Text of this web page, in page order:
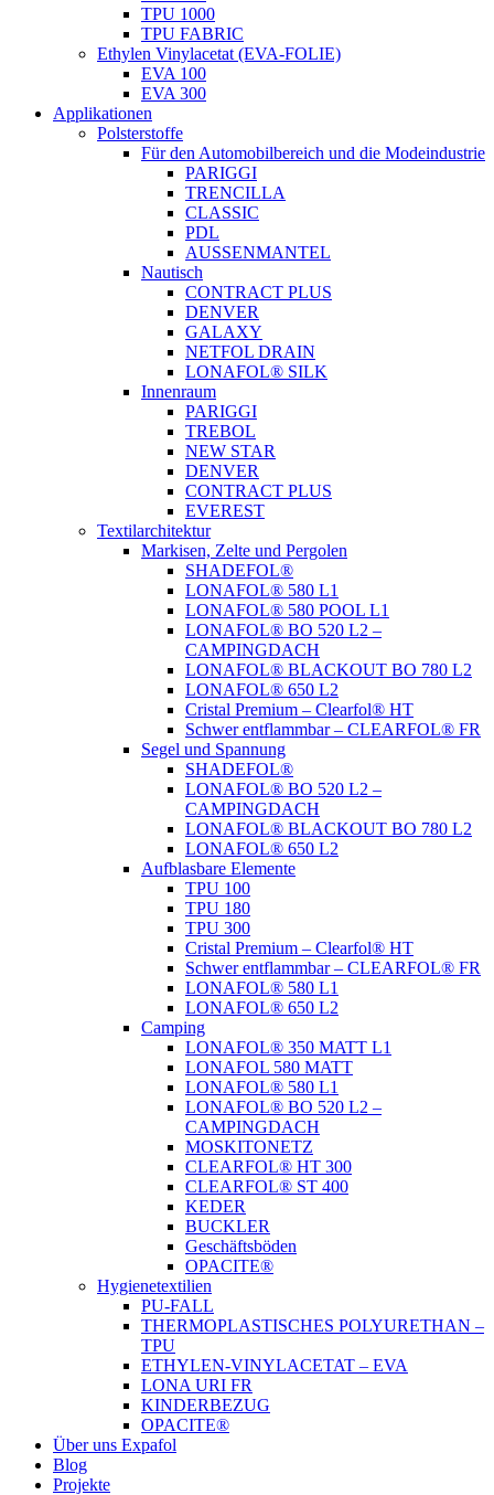
TPU 1000
TPU FABRIC
Ethylen Vinylacetat (EVA-FOLIE)
EVA 100
EVA 300
Applikationen
Polsterstoffe
Für den Automobilbereich und die Modeindustrie
PARIGGI
TRENCILLA
CLASSIC
PDL
AUSSENMANTEL
Nautisch
CONTRACT PLUS
DENVER
GALAXY
NETFOL DRAIN
LONAFOL® SILK
Innenraum
PARIGGI
TREBOL
NEW STAR
DENVER
CONTRACT PLUS
EVEREST
Textilarchitektur
Markisen, Zelte und Pergolen
SHADEFOL®
LONAFOL® 580 L1
LONAFOL® 580 POOL L1
LONAFOL® BO 520 L2 –
CAMPINGDACH
LONAFOL® BLACKOUT BO 780 L2
LONAFOL® 650 L2
Cristal Premium – Clearfol® HT
Schwer entflammbar – CLEARFOL® FR
Segel und Spannung
SHADEFOL®
LONAFOL® BO 520 L2 –
CAMPINGDACH
LONAFOL® BLACKOUT BO 780 L2
LONAFOL® 650 L2
Aufblasbare Elemente
TPU 100
TPU 180
TPU 300
Cristal Premium – Clearfol® HT
Schwer entflammbar – CLEARFOL® FR
LONAFOL® 580 L1
LONAFOL® 650 L2
Camping
LONAFOL® 350 MATT L1
LONAFOL 580 MATT
LONAFOL® 580 L1
LONAFOL® BO 520 L2 –
CAMPINGDACH
MOSKITONETZ
CLEARFOL® HT 300
CLEARFOL® ST 400
KEDER
BUCKLER
Geschäftsböden
OPACITE®
Hygienetextilien
PU-FALL
THERMOPLASTISCHES POLYURETHAN –
TPU
ETHYLEN-VINYLACETAT – EVA
LONA URI FR
KINDERBEZUG
OPACITE®
Über uns Expafol
Blog
Projekte